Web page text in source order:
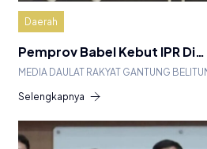
Daerah
Pemprov Babel Kebut IPR Di…
MEDIA DAULAT RAKYAT GANTUNG
Selengkapnya